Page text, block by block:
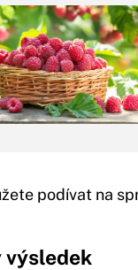
podívat na
výsledek